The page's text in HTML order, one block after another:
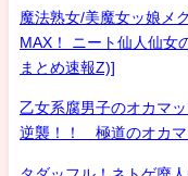
魔法熟女/美魔女ッ娘メ
MAX！ ニート仙人仙女
まとめ速報Z)]
乙女系腐男子のオカマ
逆襲！！ 極道のオカマ